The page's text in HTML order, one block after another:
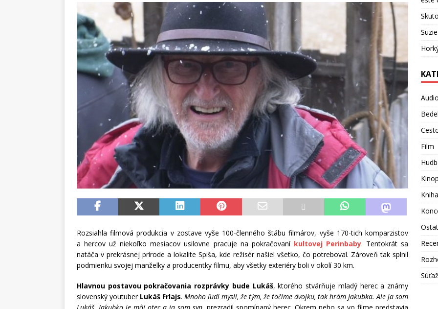
Rozsiahla filmová produkcia v zostave vyše 100-členného štábu filmárov, vyše 170-tich komparzistov
a hercov už niekoľko mesiacov usilovne pracuje na pokračovaní kultovej Perinbaby. Tentokrát sa
natáča v prekrásnej prírode a lokalite Spiša, kde režisér našiel všetko, čo potreboval. Zároveň tak splnil
podmienku svojej manželky a producentky filmu, aby všetky exteriéry boli v okolí 30 km.
Hlavnou postavou pokračovania rozprávky bude Lukáš, ktorého stvárňuje mladý herec a známy
slovenský youtuber Lukáš Frlajs.Mnoho ľudí myslí, že tým, že točíme dvojku, tak hrám Jakubka. Ale ja som
Film
Kniha
Súťaž